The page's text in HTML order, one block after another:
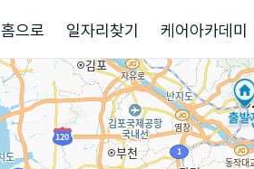
홈으로 일자리찾기 케어아카데미